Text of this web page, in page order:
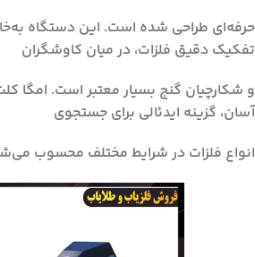
حرفه‌ای طراحی شده است. این دستگاه
تفکیک دقیق فلزات، در میان کاوشگران
و شکارچیان گنج بسیار معتبر است. امگا
آسان، گزینه ایدئالی برای جستجوی
انواع فلزات در شرایط مختلف محسوب